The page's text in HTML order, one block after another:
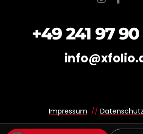
+49 241 97
Impressum // Datenschutz